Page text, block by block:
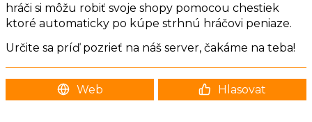
hráči si môžu robiť svoje shopy pomocou chestiek
ktoré automaticky po kúpe strhnú hráčovi peniaze.
Určite sa príď pozrieť na náš server, čakáme na teba!
Web Hlasovat